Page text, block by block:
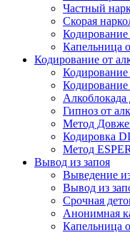
Частный
Скорая
Кодирование
Капельница
Кодирование от
Гипноз от
Метод
Кодировка
Метод
Вывод из запоя
Выведение
Вывод из
Срочная
Анонимная
Капельница